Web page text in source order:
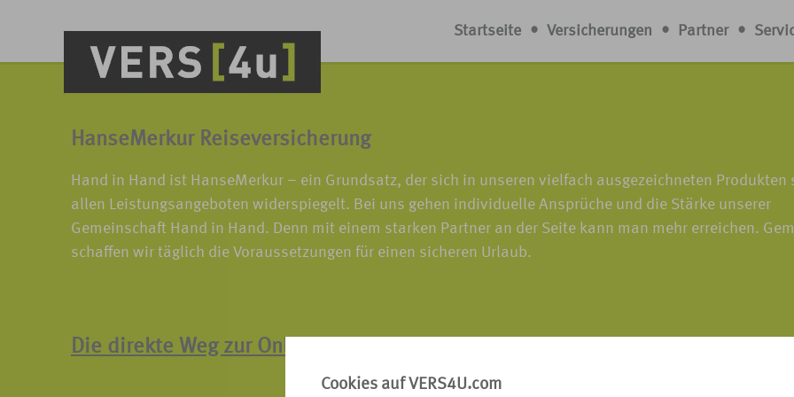
Cookies auf VERS4U.com
Startseite • Versicherungen • Partner •
HanseMerkur Reiseversicherung
Hand in Hand ist HanseMerkur – ein Grundsatz, der sich in unseren vielfach ausgezeichneten Produkten
allen Leistungsangeboten widerspiegelt. Bei uns gehen individuelle Ansprüche und die Stärke unserer
Gemeinschaft Hand in Hand. Denn mit einem starken Partner an der Seite kann man mehr erreichen.
schaffen wir täglich die Voraussetzungen für einen sicheren Urlaub.
Die direkte Weg zur Online-Schadenmeldung